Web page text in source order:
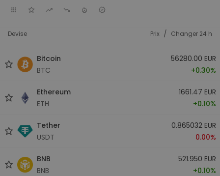
Devise Prix / Changer 24 h
Bitcoin
BTC
56280.00 EUR
+0.30%
Ethereum
ETH
1661.47 EUR
+0.10%
Tether
USDT
0.865032 EUR
0.00%
BNB
BNB
521.950 EUR
+0.10%